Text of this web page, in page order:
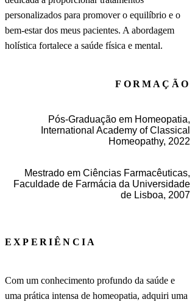
personalizados para promover o equilíbrio e o
bem-estar dos meus pacientes. A abordagem
holística fortalece a saúde física e mental.
FORMAÇÃO
Pós-Graduação em Homeopatia,
International Academy of Classical
Homeopathy, 2022
Mestrado em Ciências Farmacêuticas,
Faculdade de Farmácia da Universidade
de Lisboa, 2007
EXPERIÊNCIA
Com um conhecimento profundo da saúde e
uma prática intensa de homeopatia, adquiri uma